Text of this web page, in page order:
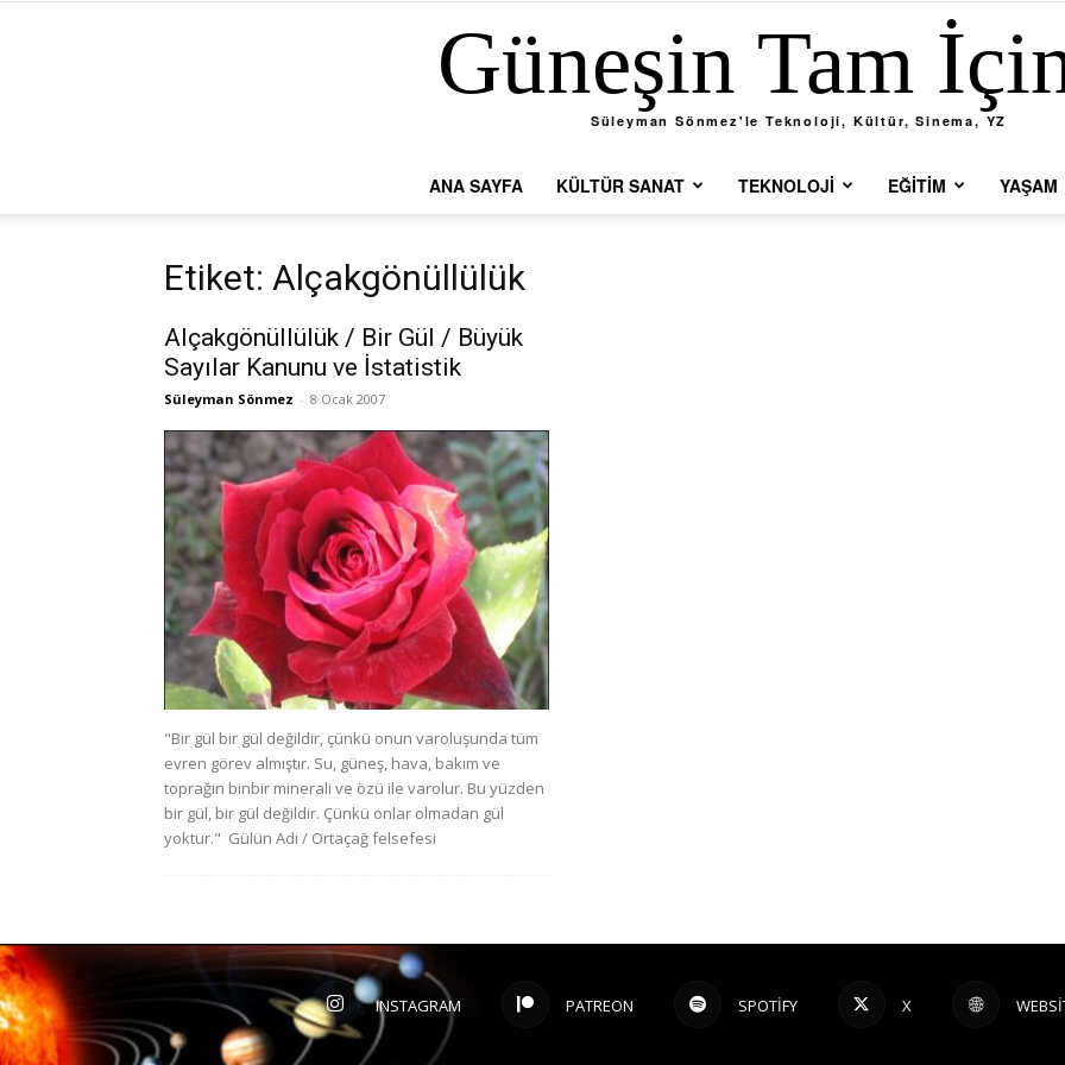
Güneşin Tam
Süleyman Sönmez'le Teknoloji, Kültür, Sinema, YZ
ANA SAYFA KÜLTÜR SANAT TEKNOLOJI EĞITIM YAŞAM
Etiket: Alçakgönüllülük
Alçakgönüllülük / Bir Gül / Büyük
Sayılar Kanunu ve İstatistik
Süleyman Sönmez - 8 Ocak 2007
"Bir gül bir gül değildir, çünkü onun varoluşunda tüm
evren görev almıştır. Su, güneş, hava, bakım ve
toprağın binbir minerali ve özü ile varolur. Bu yüzden
bir gül, bir gül değildir. Çünkü onlar olmadan gül
yoktur." Gülün Adı / Ortaçağ felsefesi
INSTAGRAM PATREON SPOTIFY X